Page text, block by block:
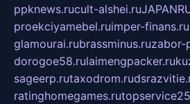
ppknews.rucult-alshei.ru
proekciyamebel.ruimper-finans.ru
glamourai.rubrassminus.ruzabor-
dorogoe58.rulaimengpacker.ru
sageerp.rutaxodrom.ru
ratinghomegames.ru